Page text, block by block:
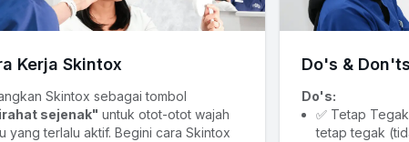
Kerja Skintox
sejenak" untuk otot-otot wajah
yang terlalu aktif. Begini cara Skintox
Do's & Don'ts
Do's:
✅ Tetap
tetap tegak